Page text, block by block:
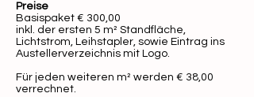
Preise
Basispaket € 300,00
inkl. der ersten 5 m² Standfläche,
Lichtstrom, Leihstapler, sowie Eintrag ins
Austellerverzeichnis mit Logo.
​Für jeden weiteren m² werden € 38,00
verrechnet.